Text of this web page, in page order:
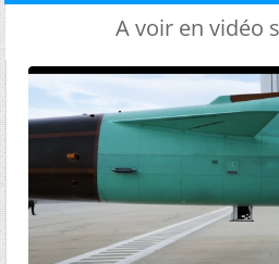
A voir en vidéo